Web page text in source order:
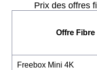
Prix des offres
Offre Fibre
Freebox Mini 4K